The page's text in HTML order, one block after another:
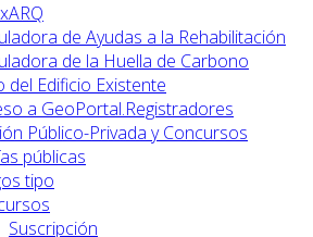
de Ayudas a la Rehabilitación
de la Huella de Carbono
del Edificio Existente
a GeoPortal.Registradores
Público-Privada y Concursos
públicas
tipo
Suscripción